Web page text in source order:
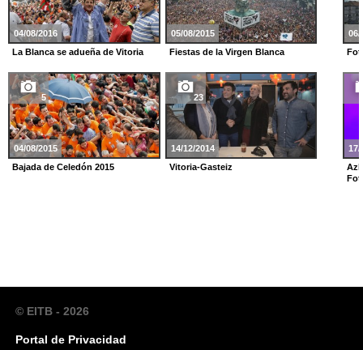
04/08/2016
La Blanca se adueña de Vitoria
05/08/2015
Fiestas de la Virgen Blanca
5
04/08/2015
Bajada de Celedón 2015
23
14/12/2014
Vitoria-Gasteiz
06/
17/
© EITB - 2026
Portal de Privacidad